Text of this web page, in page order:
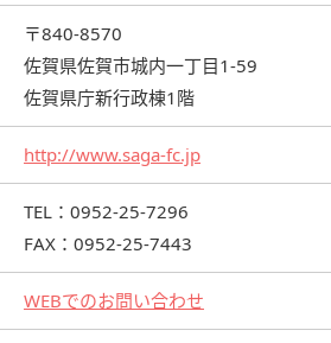
〒840-8570
佐賀県佐賀市城内一丁目1-59
佐賀県庁新行政棟1階
http://www.saga-fc.jp
TEL：0952-25-7296
FAX：0952-25-7443
WEBでのお問い合わせ